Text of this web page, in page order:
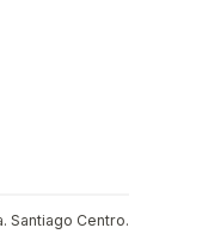
Santiago Centro.